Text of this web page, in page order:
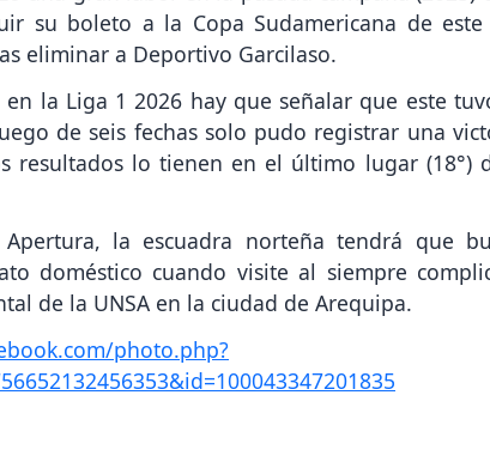
su boleto a la Copa Sudamericana de este
eliminar a Deportivo Garcilaso.
la Liga 1 2026 hay que señalar que este
de seis fechas solo pudo registrar una
resultados lo tienen en el último lugar (18°)
la escuadra norteña tendrá que
doméstico cuando visite al siempre
de la UNSA en la ciudad de Arequipa.
photo.php?